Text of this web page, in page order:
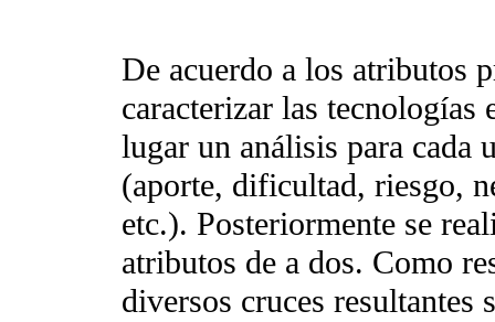
De acuerdo a los atributos
caracterizar las tecnologías
lugar un análisis para cada
(aporte, dificultad, riesgo,
etc.). Posteriormente se
atributos de a dos. Como
diversos cruces